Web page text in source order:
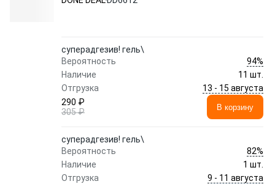
суперадгезив! гель\
Вероятность
94%
Наличие
11 шт.
Отгрузка
13 - 15 августа
290 ₽
305 ₽
В корзину
суперадгезив! гель\
Вероятность
82%
Наличие
1 шт.
Отгрузка
9 - 11 августа